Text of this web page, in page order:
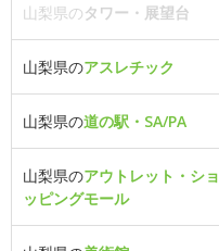
山梨県のタワー・展望台
山梨県のアスレチック
山梨県の道の駅・SA/PA
山梨県のアウトレット・ショ
ッピングモール